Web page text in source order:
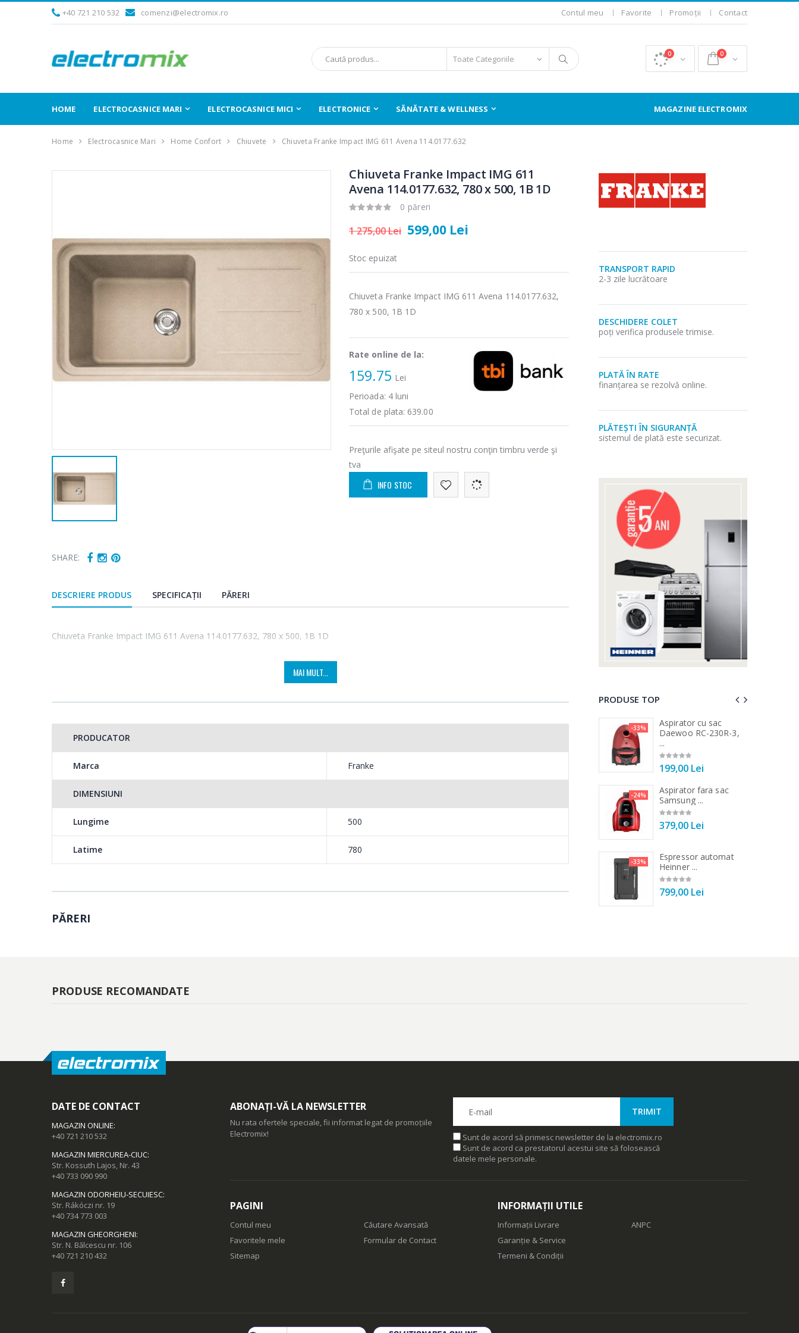
+40 721 210 532 comenzi@electromix.ro Contul meu Favorite Promoții Contact
0 0
HOME ELECTROCASNICE MARI ELECTROCASNICE MICI ELECTRONICE SĂNĂTATE & WELLNESS MAGAZINE ELECTROMIX
Home Electrocasnice Mari Home Confort Chiuvete Chiuveta Franke Impact IMG 611 Avena 114.0177.632
SHARE:
Chiuveta Franke Impact IMG 611
Avena 114.0177.632, 780 x 500, 1B 1D
0 păreri
1 275,00 Lei 599,00 Lei
Stoc epuizat
Chiuveta Franke Impact IMG 611 Avena 114.0177.632,
780 x 500, 1B 1D
Rate online de la:
159.75 Lei
Perioada: 4luni
Total de plata: 639.00
Preţurile afişate pe siteul nostru conţin timbru verde şi
tva
INFO STOC
DESCRIERE PRODUS SPECIFICAȚII PĂRERI
Chiuveta Franke Impact IMG 611 Avena 114.0177.632, 780 x 500, 1B 1D
MAI MULT...
PRODUCATOR
Marca Franke
DIMENSIUNI
Lungime 500
Latime 780
PĂRERI
TRANSPORT RAPID
2-3 zile lucrătoare
DESCHIDERE COLET
poți verifica produsele trimise.
PLATĂ ÎN RATE
finanțarea se rezolvă online.
PLĂTEȘTI ÎN SIGURANȚĂ
sistemul de plată este securizat.
PRODUSE TOP
Fierbator electric cu
NobeLTek ...
199,00 Lei
Mixer vertical Heinner
Heinner ...
299,00 Lei
-33%
Aspirator cu sac
Daewoo RC-230R-3,
...
199,00 Lei
-24%
Aspirator fara sac
Samsung ...
379,00 Lei
-33%
Espressor automat
Heinner ...
799,00 Lei
PRODUSE RECOMANDATE
DATE DE CONTACT
MAGAZIN ONLINE:
+40 721 210 532
MAGAZIN MIERCUREA-CIUC:
Str. Kossuth Lajos, Nr. 43
+40 733 090 990
MAGAZIN ODORHEIU-SECUIESC:
Str. Rákóczi nr. 19
+40 734 773 003
MAGAZIN GHEORGHENI:
Str. N. Bălcescu nr. 106
+40 721 210 432
ABONAȚI-VĂ LA NEWSLETTER
Nu rata ofertele speciale, fii informat legat de promoțiile
Electromix!
Sunt de acord să primesc newsletter de la electromix.ro
Sunt de acord ca prestatorul acestui site să folosească
datele mele personale.
PAGINI
Contul meu
Favoritele mele
Sitemap
Căutare Avansată
Formular de Contact
INFORMAȚII UTILE
Informații Livrare
Garanție & Service
Termeni & Condiții
ANPC